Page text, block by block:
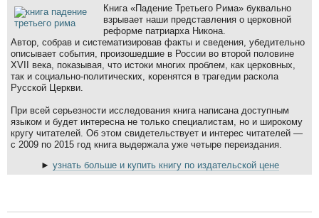
Книга «Падение Третьего Рима» буквально
взрывает наши представления о церковной
реформе патриарха Никона.
Автор, собрав и систематизировав факты и сведения, убедительно
описывает события, произошедшие в России во второй половине
XVII века, показывая, что истоки многих проблем, как церковных,
так и социально-политических, коренятся в трагедии раскола
Русской Церкви.
При всей серьезности исследования книга написана доступным
языком и будет интересна не только специалистам, но и широкому
кругу читателей. Об этом свидетельствует и интерес читателей —
с 2009 по 2015 год книга выдержала уже четыре переиздания.
► узнать больше и купить книгу по издательской цене